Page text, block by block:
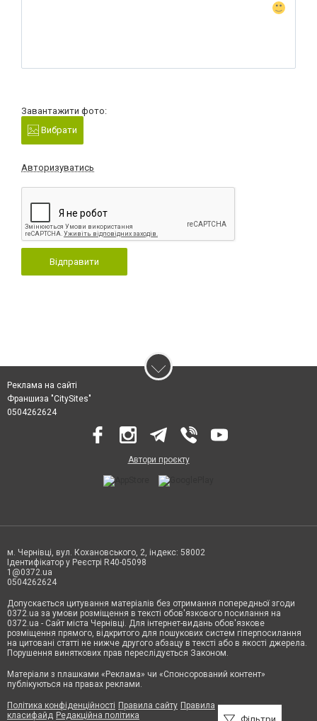
Завантажити фото:
Вибрати
Авторизуватись
Відправити
Реклама на сайті
Франшиза "CitySites"
0504262624
Автори проєкту
м. Чернівці, вул. Кохановського, 2, індекс: 58002
Ідентифікатор у Реєстрі R40-05098
1@0372.ua
0504262624
Допускається цитування матеріалів без отримання попередньої згоди
0372.ua за умови розміщення в тексті обов'язкового посилання на
0372.ua - Сайт міста Чернівці. Для інтернет-видань обов'язкове
розміщення прямого, відкритого для пошукових систем гіперпосилання
на цитовані статті не нижче другого абзацу в тексті або в якості джерела.
Порушення виняткових прав переслідується Законом.
Матеріали з плашками «Реклама» чи «Спонсорований контент»
публікуються на правах реклами.
Політика конфіденційності Правила сайту Правила
класифайд Редакційна політика